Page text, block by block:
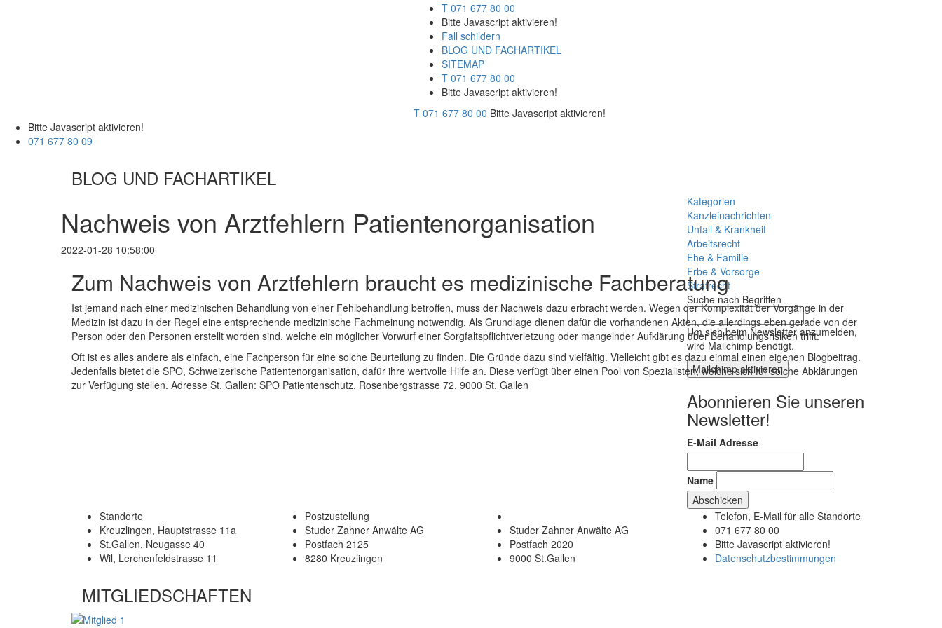
T 071 677 80 00
Bitte Javascript aktivieren!
Fall schildern
BLOG UND FACHARTIKEL
SITEMAP
T 071 677 80 00
Bitte Javascript aktivieren!
T 071 677 80 00 Bitte Javascript aktivieren!
Bitte Javascript aktivieren!
071 677 80 09
BLOG UND FACHARTIKEL
Kategorien
Kanzleinachrichten
Unfall & Krankheit
Arbeitsrecht
Ehe & Familie
Erbe & Vorsorge
Strafrecht
Suche nach Begriffen
Um sich beim Newsletter anzumelden,
wird Mailchimp benötigt.
Mailchimp aktivieren
Abonnieren Sie unseren
Newsletter!
E-Mail Adresse
Name
Nachweis von Arztfehlern Patientenorganisation
2022-01-28 10:58:00
Zum Nachweis von Arztfehlern braucht es medizinische Fachberatung
Ist jemand nach einer medizinischen Behandlung von einer Fehlbehandlung betroffen, muss der Nachweis dazu erbracht werden. Wegen der Komplexität der Vorgänge in der
Medizin ist dazu in der Regel eine entsprechende medizinische Fachmeinung notwendig. Als Grundlage dienen dafür die vorhandenen Akten, die allerdings eben gerade von der
Person oder den Personen erstellt worden sind, welche ein möglicher Vorwurf einer Sorgfaltspflichtverletzung oder mangelnder Aufklärung über Behandlungsrisiken trifft.
Oft ist es alles andere als einfach, eine Fachperson für eine solche Beurteilung zu finden. Die Gründe dazu sind vielfältig. Vielleicht gibt es dazu einmal einen eigenen Blogbeitrag.
Jedenfalls bietet die SPO, Schweizerische Patientenorganisation, dafür ihre wertvolle Hilfe an. Diese verfügt über einen Pool von Spezialisten, welche sich für solche Abklärungen
zur Verfügung stellen. Adresse St. Gallen: SPO Patientenschutz, Rosenbergstrasse 72, 9000 St. Gallen
Standorte
Kreuzlingen, Hauptstrasse 11a
St.Gallen, Neugasse 40
Wil, Lerchenfeldstrasse 11
Postzustellung
Studer Zahner Anwälte AG
Postfach 2125
8280 Kreuzlingen
Studer Zahner Anwälte AG
Postfach 2020
9000 St.Gallen
Telefon, E-Mail für alle Standorte
071 677 80 00
Bitte Javascript aktivieren!
Datenschutzbestimmungen
MITGLIEDSCHAFTEN